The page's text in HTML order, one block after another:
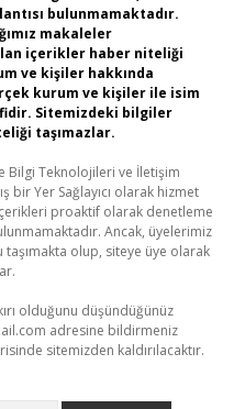
bulunmamaktadır.
makaleler
içerikler haber niteliği
ve kişiler hakkında
kurum ve kişiler ile isim
Sitemizdeki bilgiler
taşımazlar.
Bilgi Teknolojileri ve İletişim
bir Yer Sağlayıcı olarak hizmet
proaktif olarak denetleme
Ancak, üyelerimiz
olup, siteye üye olarak
olduğunu düşündüğünüz
adresine bildirmeniz
sitemizden kaldırılacaktır.